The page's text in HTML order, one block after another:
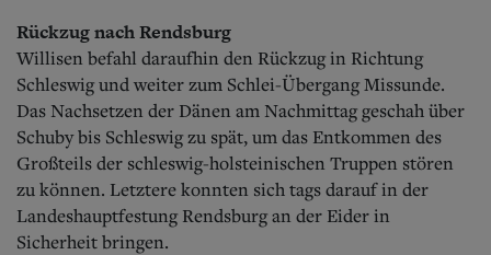
Rückzug nach Rendsburg
Willisen befahl daraufhin den Rückzug in Richtung
Schleswig und weiter zum Schlei-Übergang Missunde.
Das Nachsetzen der Dänen am Nachmittag geschah über
Schuby bis Schleswig zu spät, um das Entkommen des
Großteils der schleswig-holsteinischen Truppen stören
zu können. Letztere konnten sich tags darauf in der
Landeshauptfestung Rendsburg an der Eider in
Sicherheit bringen.